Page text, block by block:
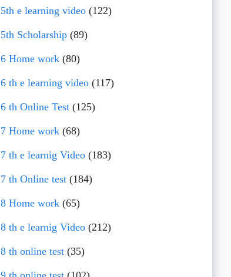
5th e learning video(122)
5th Scholarship(89)
6 Home work(80)
6 th e learning video(117)
6 th Online Test(125)
7 Home work(68)
7 th e learnig Video(183)
7 th Online test(184)
8 Home work(65)
8 th e learnig Video(212)
8 th online test(35)